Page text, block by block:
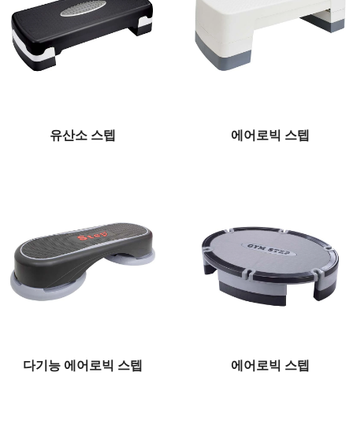
유산소 스텝 에어로빅 스텝
다기능 에어로빅 스텝 에어로빅 스텝